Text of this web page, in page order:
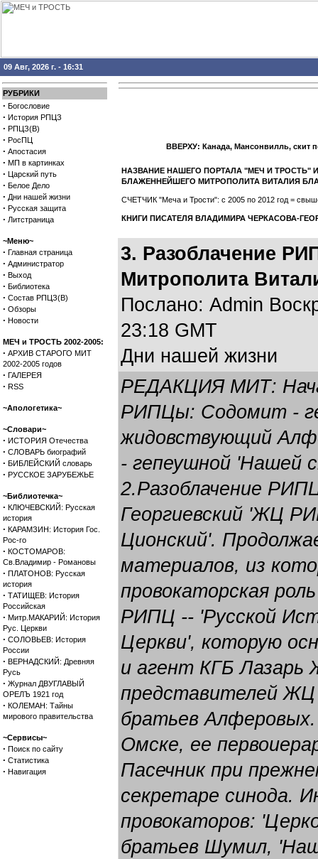
09 Авг, 2026 г. - 16:31
РУБРИКИ
· Богословие
· История РПЦЗ
· РПЦЗ(В)
· РосПЦ
· Апостасия
· МП в картинках
· Царский путь
· Белое Дело
· Дни нашей жизни
· Русская защита
· Литстраница
~Меню~
· Главная страница
· Администратор
· Выход
· Библиотека
· Состав РПЦЗ(В)
· Обзоры
· Новости
МЕЧ и ТРОСТЬ 2002-2005:
· АРХИВ СТАРОГО МИТ
2002-2005 годов
· ГАЛЕРЕЯ
· RSS
~Апологетика~
~Словари~
· ИСТОРИЯ Отечества
· СЛОВАРЬ биографий
· БИБЛЕЙСКИЙ словарь
· РУССКОЕ ЗАРУБЕЖЬЕ
~Библиотечка~
· КЛЮЧЕВСКИЙ: Русская
история
· КАРАМЗИН: История Гос.
Рос-го
· КОСТОМАРОВ:
Св.Владимир - Романовы
· ПЛАТОНОВ: Русская
история
· ТАТИЩЕВ: История
Российская
· Митр.МАКАРИЙ: История
Рус. Церкви
· СОЛОВЬЕВ: История
России
· ВЕРНАДСКИЙ: Древняя
Русь
· Журнал ДВУГЛАВЫЙ
ОРЕЛЪ 1921 год
· КОЛЕМАН: Тайны
мирового правительства
~Сервисы~
· Поиск по сайту
· Статистика
· Навигация
ВВЕРХУ: Канада, Мансонвилль, скит
НАЗВАНИЕ НАШЕГО ПОРТАЛА "МЕЧ И ТРОСТЬ"
БЛАЖЕННЕЙШЕГО МИТРОПОЛИТА ВИТАЛИЯ
СЧЕТЧИК "Меча и Трости": с 2005 по 2012 год =
КНИГИ ПИСАТЕЛЯ ВЛАДИМИРА ЧЕРКАСОВА-
3. Разоблачение
Митрополита
Послано: Admin
23:18 GMT
Дни нашей жизни
РЕДАКЦИЯ МИТ:
РИПЦы: Содомит -
жидовствующий
- гепеушной 'Нашей
2.Разоблачение
Георгиевский 'ЖЦ
Ционский'.
материалов, из
провокаторская
РИПЦ -- 'Русской
Церкви', которую
и агент КГБ Лазарь
представителей ЖЦ
братьев
Омске, ее
Пасечник при
секретаре синода.
провокаторов:
братьев Шумил,